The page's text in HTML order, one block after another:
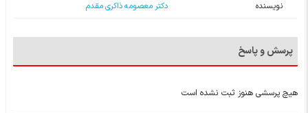
نویسنده
دکتر معصومه ذاکری مقدم
پرسش و پاسخ
هیچ پرسشی هنوز ثبت نشده است